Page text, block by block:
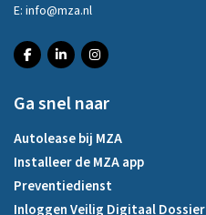
E: info@mza.nl
Ga snel naar
Autolease bij MZA
Installeer de MZA app
Preventiedienst
Inloggen Veilig Digitaal Dossier